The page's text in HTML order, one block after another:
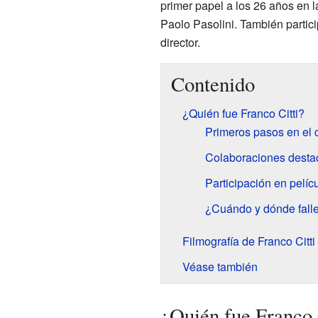
primer papel a los 26 años en
Paolo Pasolini. También
director.
Contenido
¿Quién fue Franco Citti?
Primeros pasos en el
Colaboraciones
Participación en
¿Cuándo y dónde
Filmografía de Franco Citti
Véase también